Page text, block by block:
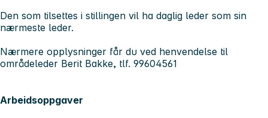
Den som tilsettes i stillingen vil ha daglig leder som sin
nærmeste leder.
Nærmere opplysninger får du ved henvendelse til
områdeleder Berit Bakke, tlf. 99604561
Arbeidsoppgaver